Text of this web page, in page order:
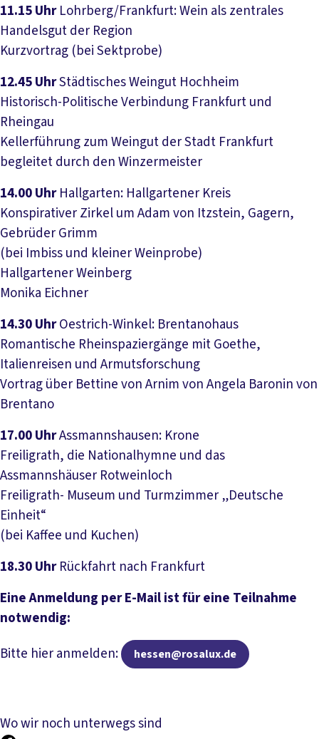
11.15 UhrLohrberg/Frankfurt: Wein als zentrales
Handelsgut der Region
Kurzvortrag (bei Sektprobe)
12.45 UhrStädtisches Weingut Hochheim
Historisch-Politische Verbindung Frankfurt und
Rheingau
Kellerführung zum Weingut der Stadt Frankfurt
begleitet durch den Winzermeister
14.00 UhrHallgarten: Hallgartener Kreis
Konspirativer Zirkel um Adam von Itzstein, Gagern,
Gebrüder Grimm
(bei Imbiss und kleiner Weinprobe)
Hallgartener Weinberg
Monika Eichner
14.30 UhrOestrich-Winkel: Brentanohaus
Romantische Rheinspaziergänge mit Goethe,
Italienreisen und Armutsforschung
Vortrag über Bettine von Arnim von Angela Baronin von
Brentano
17.00 UhrAssmannshausen: Krone
Freiligrath, die Nationalhymne und das
Assmannshäuser Rotweinloch
Freiligrath- Museum und Turmzimmer „Deutsche
Einheit“
(bei Kaffee und Kuchen)
18.30 UhrRückfahrt nach Frankfurt
Eine Anmeldung per E-Mail ist für eine Teilnahme
notwendig:
Bitte hier anmelden:
hessen@rosalux.de
Wo wir noch unterwegs sind